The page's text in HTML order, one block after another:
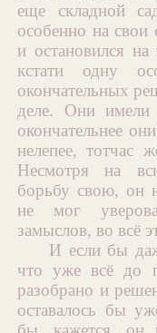
еще складной
особенно на свои
и остановился на
кстати одну
окончательных
деле. Они имели
окончательнее
нелепее, тотчас
Несмотря на
борьбу свою, он
не мог
замыслов, во всё
И если бы
что уже всё до
разобрано и
оставалось бы